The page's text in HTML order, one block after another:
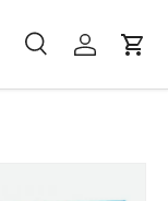
SucheEinloggen